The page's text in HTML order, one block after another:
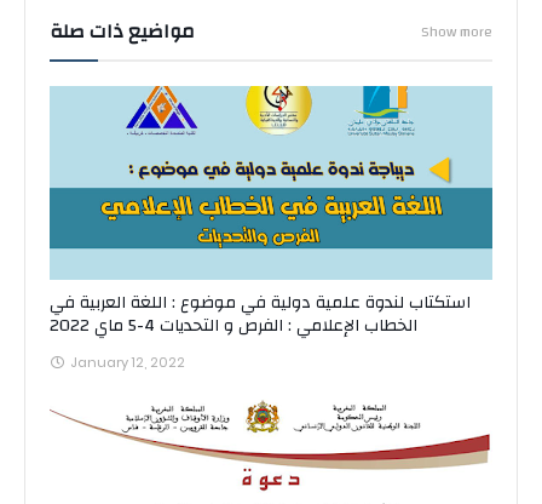
مواضيع ذات صلة Show more
استكتاب لندوة علمية دولية في موضوع : اللغة العربية في
الخطاب الإعلامي : الفرص و التحديات 4-5 ماي 2022
January 12, 2022